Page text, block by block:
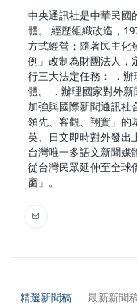
中央通訊社是中華民國
體。 經歷組織改造，
方式經營；隨著民主化
例」改制為財團法人，
行三大法定任務： ．
體。 ．辦理國家對外
加強與國際新聞通訊社
領先、客觀、翔實」的
英、日文即時對外發出
台灣唯一多語文新聞媒
從台灣民眾延伸至全球
窗」。
精選新聞稿 最新新聞